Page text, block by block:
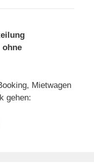
ohne
Mietwagen
gehen: